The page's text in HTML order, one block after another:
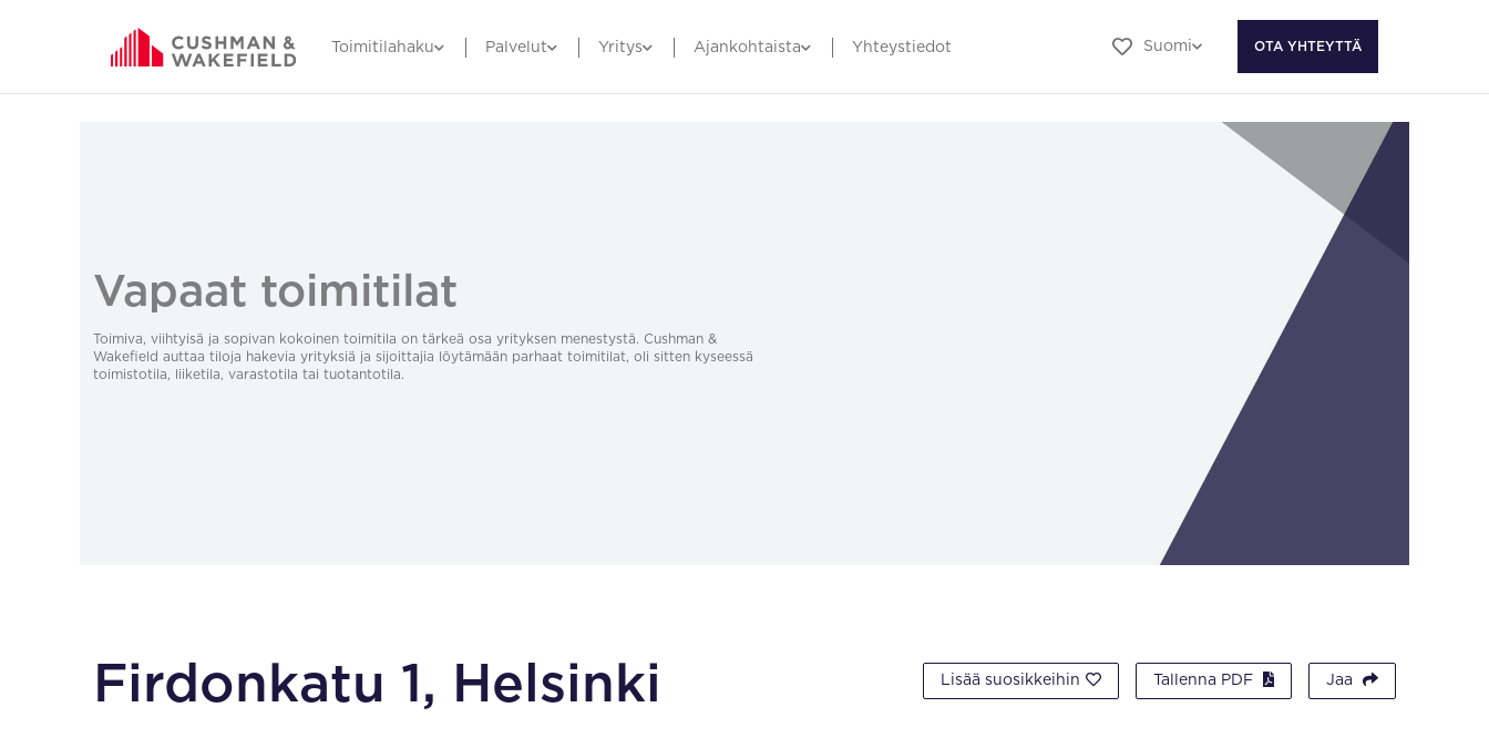
Toimitilahaku Palvelut Yritys Ajankohtaista Yhteystiedot Suomi OTA YHTEYTTÄ
Vapaat toimitilat
Toimiva, viihtyisä ja sopivan kokoinen toimitila on tärkeä osa yrityksen menestystä. Cushman &
Wakefield auttaa tiloja hakevia yrityksiä ja sijoittajia löytämään parhaat toimitilat, oli sitten kyseessä
toimistotila, liiketila, varastotila tai tuotantotila.
Firdonkatu 1, Helsinki Lisää suosikkeihin Tallenna PDF Jaa